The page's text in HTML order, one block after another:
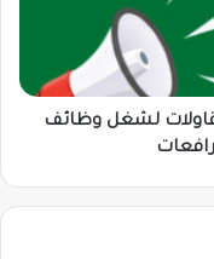
لشغل وظائف